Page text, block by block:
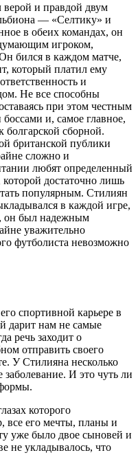
и правдой двум
— «Селтику» и
в обеих командах, он
игроком,
бился в каждом матче,
который платил ему
и
Не все способны
при этом честным
и, самое главное,
сборной.
британской публики
сложно и
любят определенный
достаточно лишь
популярным. Стилиян
в каждой игре,
он был надежным
уважительно
футболиста невозможно
спортивной карьере в
дарит нам не самые
речь заходит о
отправить своего
У Стилияна несколько
заболевание. И это чуть ли
которого
все его мечты, планы и
уже было двое сыновей и
не укладывалось, что